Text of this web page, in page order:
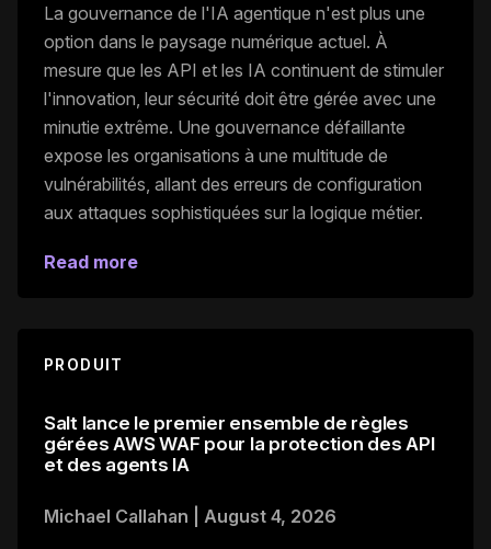
La gouvernance de l'IA agentique n'est plus une
option dans le paysage numérique actuel. À
mesure que les API et les IA continuent de stimuler
l'innovation, leur sécurité doit être gérée avec une
minutie extrême. Une gouvernance défaillante
expose les organisations à une multitude de
vulnérabilités, allant des erreurs de configuration
aux attaques sophistiquées sur la logique métier.
Read more
PRODUIT
Salt lance le premier ensemble de règles
gérées AWS WAF pour la protection des API
et des agents IA
Michael Callahan August 4, 2026